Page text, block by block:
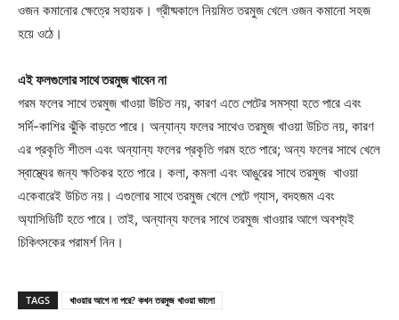
ওজন কমানোর ক্ষেত্রে সহায়ক। গ্রীষ্মকালে নিয়মিত তরমুজ খেলে ওজন কমানো সহজ
হয়ে ওঠে।
এই ফলগুলোর সাথে তরমুজ খাবেন না
গরম ফলের সাথে তরমুজ খাওয়া উচিত নয়, কারণ এতে পেটের সমস্যা হতে পারে এবং
সর্দি-কাশির ঝুঁকি বাড়তে পারে। অন্যান্য ফলের সাথেও তরমুজ খাওয়া উচিত নয়, কারণ
এর প্রকৃতি শীতল এবং অন্যান্য ফলের প্রকৃতি গরম হতে পারে; অন্য ফলের সাথে খেলে
স্বাস্থ্যের জন্য ক্ষতিকর হতে পারে। কলা, কমলা এবং আঙুরের সাথে তরমুজ খাওয়া
একেবারেই উচিত নয়। এগুলোর সাথে তরমুজ খেলে পেটে গ্যাস, বদহজম এবং
অ্যাসিডিটি হতে পারে। তাই, অন্যান্য ফলের সাথে তরমুজ খাওয়ার আগে অবশ্যই
চিকিৎসকের পরামর্শ নিন।
TAGS খাওয়ার আগে না পরে? কখন তরমুজ খাওয়া ভালো